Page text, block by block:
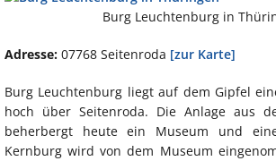
Burg Leuchtenburg in
Adresse: 07768 Seitenroda [zur Karte]
Burg Leuchtenburg liegt auf dem Gipfel
hoch über Seitenroda. Die Anlage aus
beherbergt heute ein Museum und
Kernburg wird von dem Museum